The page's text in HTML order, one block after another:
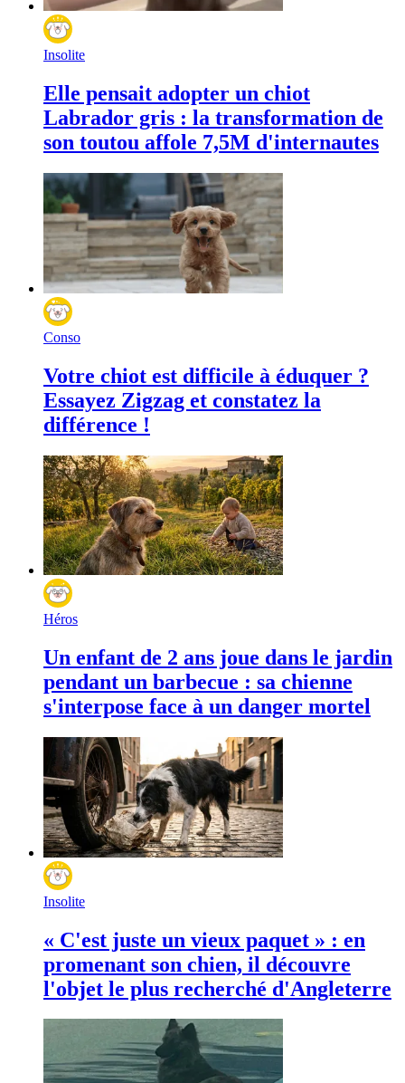
Insolite
Elle pensait adopter un chiot
Labrador gris : la transformation de
son toutou affole 7,5M d'internautes
Conso
Votre chiot est difficile à éduquer ?
Essayez Zigzag et constatez la
différence !
Héros
Un enfant de 2 ans joue dans le jardin
pendant un barbecue : sa chienne
s'interpose face à un danger mortel
Insolite
« C'est juste un vieux paquet » : en
promenant son chien, il découvre
l'objet le plus recherché d'Angleterre